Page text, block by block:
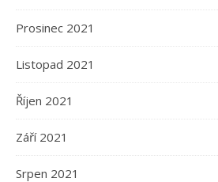
Prosinec 2021
Listopad 2021
Říjen 2021
Září 2021
Srpen 2021